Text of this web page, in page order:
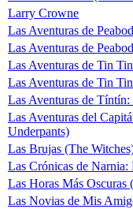
Larry Crowne
Las Aventuras de
Las Aventuras de
Las Aventuras de Tin Tin
Las Aventuras de Tin
Las Aventuras de
Las Aventuras del
Underpants)
Las Brujas (The
Las Crónicas de
Las Horas Más
Las Novias de Mis